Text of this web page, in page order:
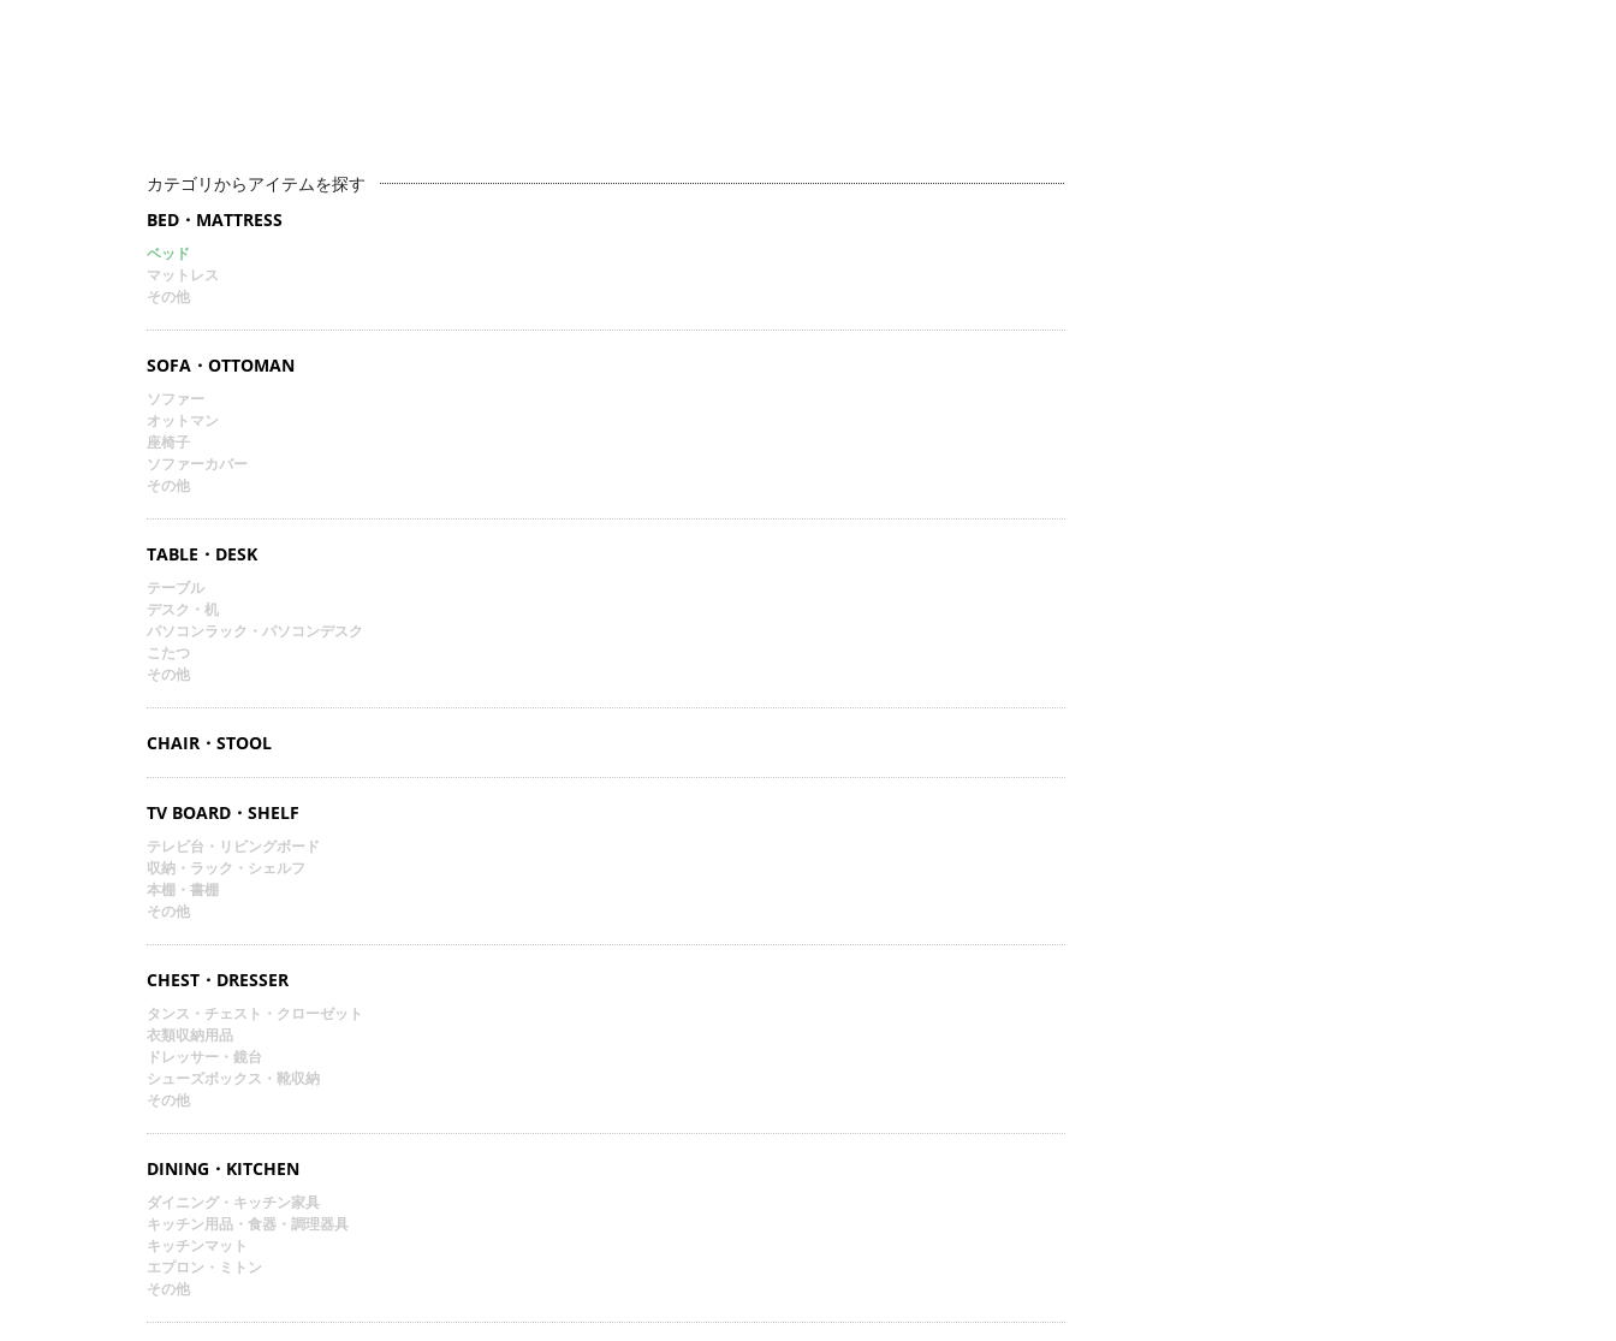
カテゴリからアイテムを探す
BED・MATTRESS
ベッド
マットレス
その他
SOFA・OTTOMAN
ソファー
オットマン
座椅子
ソファーカバー
その他
TABLE・DESK
テーブル
デスク・机
パソコンラック・パソコンデスク
こたつ
その他
CHAIR・STOOL
TV BOARD・SHELF
テレビ台・リビングボード
収納・ラック・シェルフ
本棚・書棚
その他
CHEST・DRESSER
タンス・チェスト・クローゼット
衣類収納用品
ドレッサー・鏡台
シューズボックス・靴収納
その他
DINING・KITCHEN
ダイニング・キッチン家具
キッチン用品・食器・調理器具
キッチンマット
エプロン・ミトン
その他